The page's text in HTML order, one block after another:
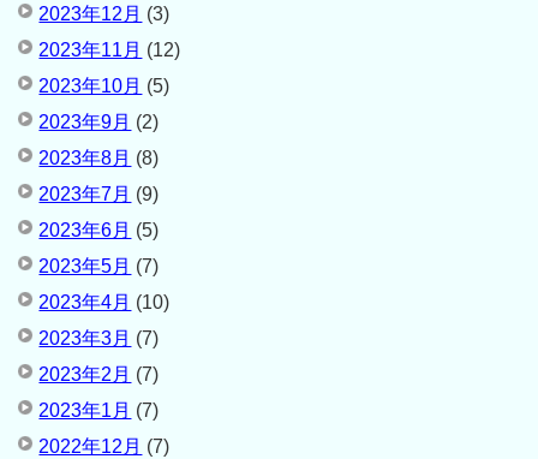
2023年12月 (3)
2023年11月 (12)
2023年10月 (5)
2023年9月 (2)
2023年8月 (8)
2023年7月 (9)
2023年6月 (5)
2023年5月 (7)
2023年4月 (10)
2023年3月 (7)
2023年2月 (7)
2023年1月 (7)
2022年12月 (7)